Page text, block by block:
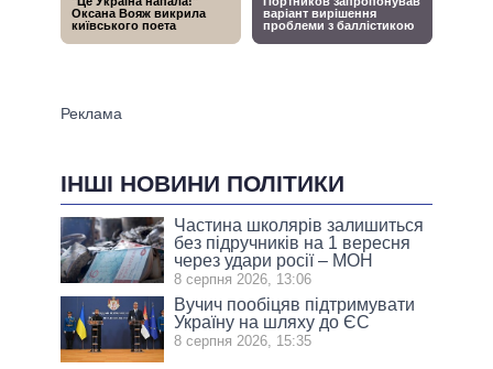
ІНШІ НОВИНИ ПОЛІТИКИ
Частина школярів залишиться
без підручників на 1 вересня
через удари росії – МОН
8 серпня 2026, 13:06
Вучич пообіцяв підтримувати
Україну на шляху до ЄС
8 серпня 2026, 15:35